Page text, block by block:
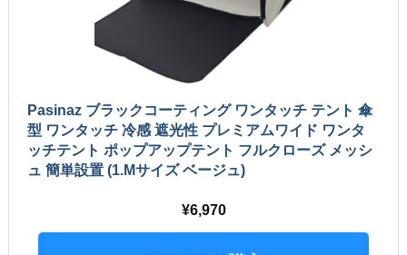
Pasinaz ブラックコーティング ワンタッチ テント 傘
型 ワンタッチ 冷感 遮光性 プレミアムワイド ワンタ
ッチテント ポップアップテント フルクローズ メッシ
ュ 簡単設置 (1.Mサイズ ベージュ)
6,970